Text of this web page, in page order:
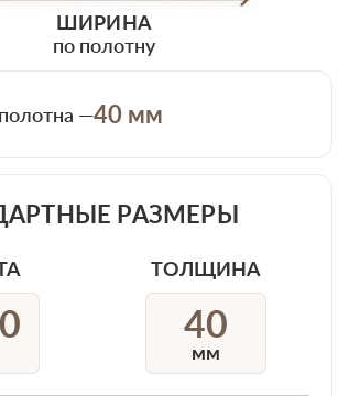
ШИРИНА
по полотну
—40 мм
РАЗМЕРЫ
ТОЛЩИНА
40
мм